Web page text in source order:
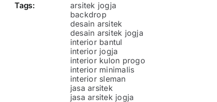
Tags:
arsitek jogja
backdrop
desain arsitek
desain arsitek jogja
interior bantul
interior jogja
interior kulon progo
interior minimalis
interior sleman
jasa arsitek
jasa arsitek jogja